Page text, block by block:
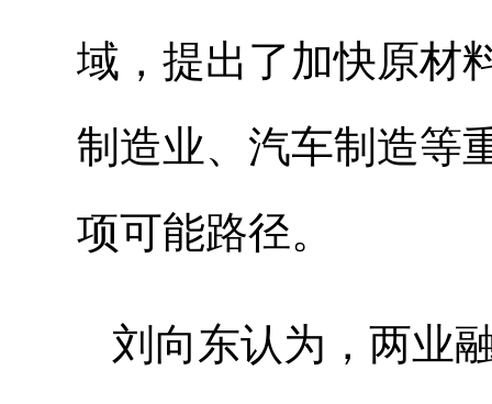
域，提出了加快原材
制造业、汽车制造等
项可能路径。
刘向东认为，两业